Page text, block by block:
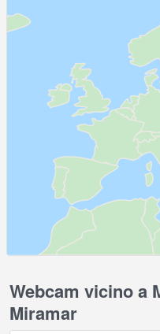
Webcam vicino a
Miramar